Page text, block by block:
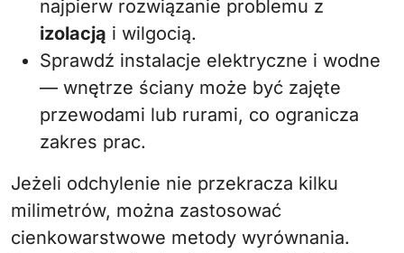
najpierw rozwiązanie problemu z
izolacją i wilgocią.
Sprawdź instalacje elektryczne i wodne
— wnętrze ściany może być zajęte
przewodami lub rurami, co ogranicza
zakres prac.
Jeżeli odchylenie nie przekracza kilku
milimetrów, można zastosować
cienkowarstwowe metody wyrównania.